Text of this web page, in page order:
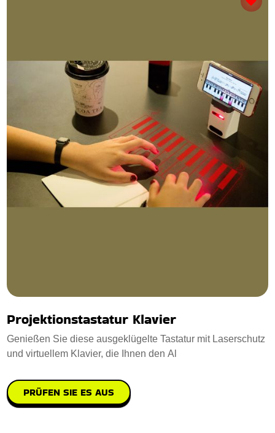
Projektionstastatur Klavier
Genießen Sie diese ausgeklügelte Tastatur mit Laserschutz
und virtuellem Klavier, die Ihnen den Al
PRÜFEN SIE ES AUS